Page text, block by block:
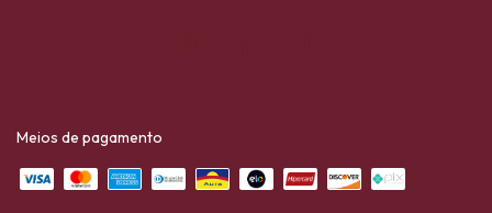
Meios de pagamento